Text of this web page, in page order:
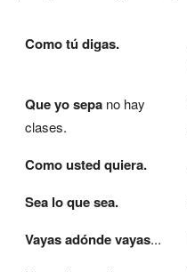
Como tú digas.
Que yo sepa no hay
clases.
Como usted quiera.
Sea lo que sea.
Vayas adónde vayas...